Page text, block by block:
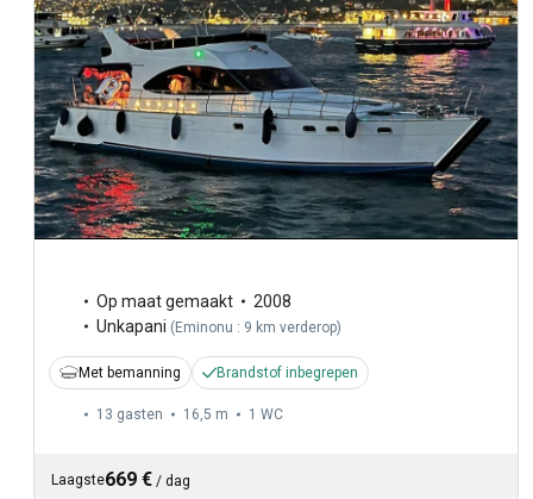
Op maat gemaakt
2008
Unkapani ( Eminonu : 9 km verderop)
Met bemanning Brandstof inbegrepen
13 gasten 16,5 m 1 WC
Laagste669 € / dag